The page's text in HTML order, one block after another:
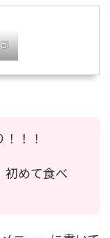
！！
初めて食べ